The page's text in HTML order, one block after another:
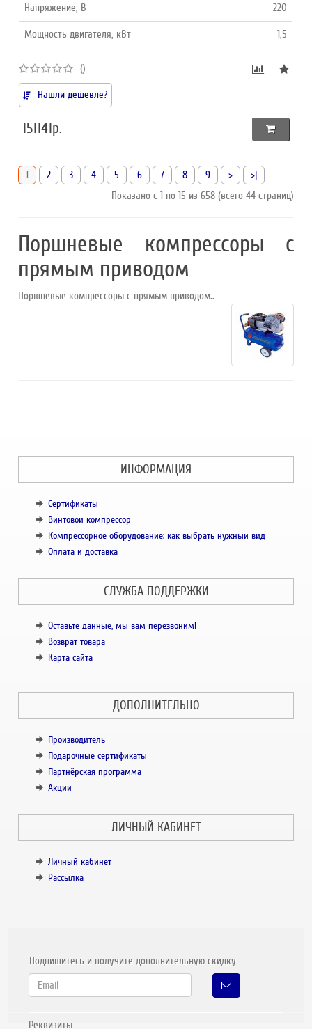
Напряжение, В 220
Мощность двигателя, кВт 1,5
()
Нашли дешевле?
151141р.
1 2 3 4 5 6 7 8 9 >
>|
Показано с 1 по 15 из 658 (всего 44 страниц)
Поршневые компрессоры с
прямым приводом
Поршневые компрессоры с прямым приводом..
ИНФОРМАЦИЯ
Сертификаты
Винтовой компрессор
Компрессорное оборудование: как выбрать нужный вид
Оплата и доставка
СЛУЖБА ПОДДЕРЖКИ
Оставьте данные, мы вам перезвоним!
Возврат товара
Карта сайта
ДОПОЛНИТЕЛЬНО
Производитель
Подарочные сертификаты
Партнёрская программа
Акции
ЛИЧНЫЙ КАБИНЕТ
Личный кабинет
Рассылка
Подпишитесь и получите дополнительную скидку
Реквизиты